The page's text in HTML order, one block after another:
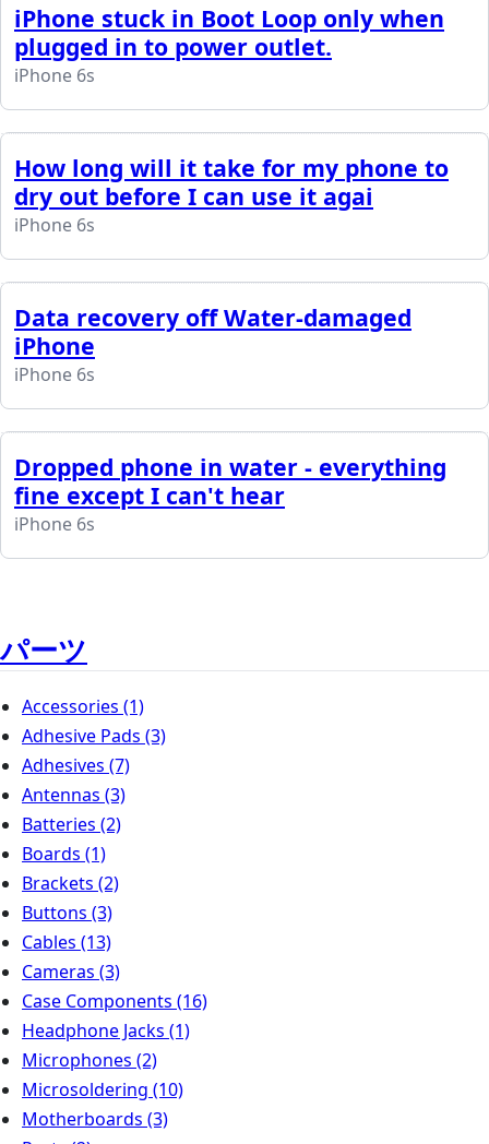
iPhone stuck in Boot Loop only when
plugged in to power outlet.
iPhone 6s
How long will it take for my phone to
dry out before I can use it agai
iPhone 6s
Data recovery off Water-damaged
iPhone
iPhone 6s
Dropped phone in water - everything
fine except I can't hear
iPhone 6s
パーツ
Accessories (1)
Adhesive Pads (3)
Adhesives (7)
Antennas (3)
Batteries (2)
Boards (1)
Brackets (2)
Buttons (3)
Cables (13)
Cameras (3)
Case Components (16)
Headphone Jacks (1)
Microphones (2)
Microsoldering (10)
Motherboards (3)